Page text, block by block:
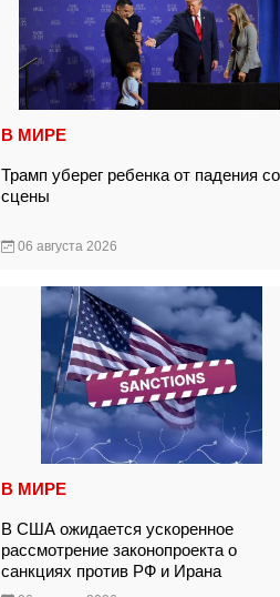
В МИРЕ
Трамп уберег ребенка от падения со
сцены
06 августа 2026
В МИРЕ
В США ожидается ускоренное
рассмотрение законопроекта о
санкциях против РФ и Ирана